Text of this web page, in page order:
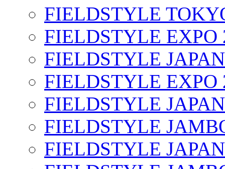
FIELDSTYLE
FIELDSTYLE EXPO
FIELDSTYLE
FIELDSTYLE EXPO
FIELDSTYLE
FIELDSTYLE
FIELDSTYLE